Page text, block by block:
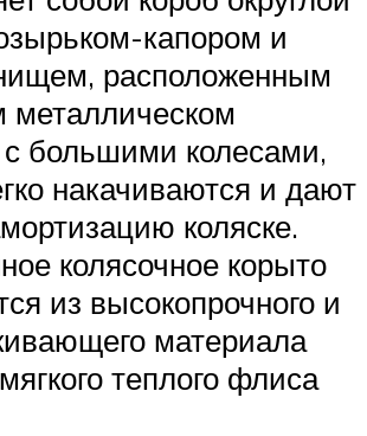
капором и
расположенным
металлическом
большими колесами,
накачиваются и дают
коляске.
колясочное корыто
из высокопрочного и
материала
теплого флиса